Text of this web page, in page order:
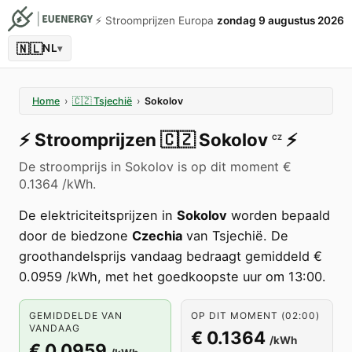
⚡️ Stroomprijzen Europa zondag 9 augustus 2026
🇳🇱NL▾
Home › 🇨🇿 Tsjechië › Sokolov
⚡️ Stroomprijzen 🇨🇿 Sokolov CZ ⚡️
De stroomprijs in Sokolov is op dit moment €
0.1364 /kWh.
De elektriciteitsprijzen in Sokolov worden bepaald
door de biedzone Czechia van Tsjechië. De
groothandelsprijs vandaag bedraagt gemiddeld €
0.0959 /kWh, met het goedkoopste uur om 13:00.
GEMIDDELDE VAN
VANDAAG
OP DIT MOMENT (02:00)
€ 0.1364 /kWh